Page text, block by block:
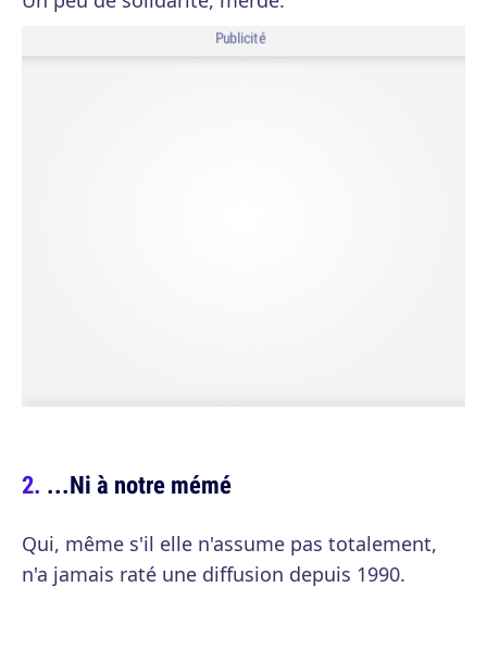
Publicité
...Ni à notre mémé
Qui, même s'il elle n'assume pas totalement,
n'a jamais raté une diffusion depuis 1990.